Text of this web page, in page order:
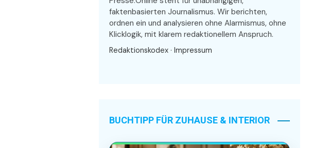
faktenbasierten Journalismus. Wir berichten,
ordnen ein und analysieren ohne Alarmismus, ohne
Klicklogik, mit klarem redaktionellem Anspruch.
Redaktionskodex · Impressum
BUCHTIPP FÜR ZUHAUSE & INTERIOR